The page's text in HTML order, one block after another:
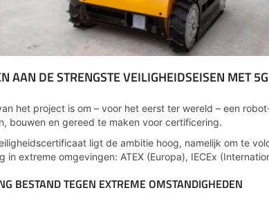
AAN DE STRENGSTE VEILIGHEIDSEISEN MET 5G
het project is om – voor het eerst ter wereld – een
bouwen en gereed te maken voor certificering.
ligt de ambitie hoog, namelijk om te
in extreme omgevingen: ATEX (Europa), IECEx
BESTAND TEGEN EXTREME OMSTANDIGHEDEN